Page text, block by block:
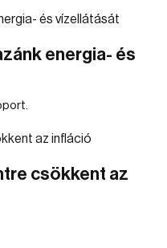
energia- és
csökkent az